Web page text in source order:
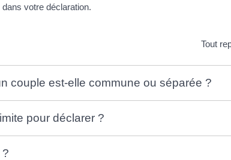
dans votre déclaration.
Tout
couple est-elle commune ou séparée ?
pour déclarer ?